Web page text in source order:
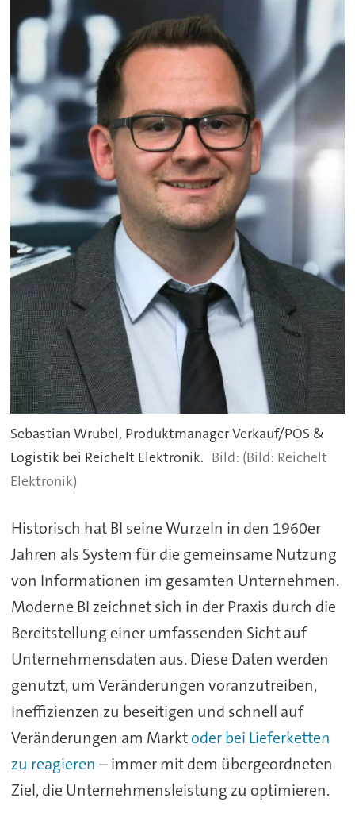
Sebastian Wrubel, Produktmanager Verkauf/POS &
Logistik bei Reichelt Elektronik.
(Bild: Reichelt
Elektronik)
Historisch hat BI seine Wurzeln in den 1960er
Jahren als System für die gemeinsame Nutzung
von Informationen im gesamten Unternehmen.
Moderne BI zeichnet sich in der Praxis durch die
Bereitstellung einer umfassenden Sicht auf
Unternehmensdaten aus. Diese Daten werden
genutzt, um Veränderungen voranzutreiben,
Ineffizienzen zu beseitigen und schnell auf
Veränderungen am Marktoder bei Lieferketten
zu reagieren – immer mit dem übergeordneten
Ziel, die Unternehmensleistung zu optimieren.